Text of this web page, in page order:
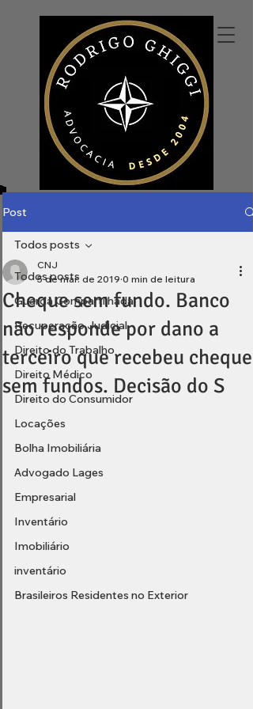
Post
Todos posts
Guarda Compartilhada
Recuperação Judicial
Direito do Trabalho
Direito Médico
Direito do Consumidor
Locações
Bolha Imobiliária
Advogado Lages
Empresarial
Inventário
Imobiliário
inventário
Brasileiros Residentes no Exterior
Todos posts
Cheque sem fundo. Banco
não responde por dano a
terceiro que recebeu cheque
sem fundos. Decisão do S
CNJ
5 de mar. de 2019 0 min de leitura